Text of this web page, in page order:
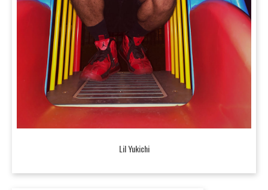
Lil Yukichi